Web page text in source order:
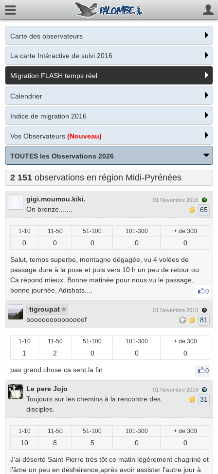
Carte des observateurs
La carte Intéractive de suivi 2016
Migration FLASH temps réel
Calendrier
Indice de migration 2016
Vos Observateurs (Nouveau)
TOUTES les Observations 2026
2 151 observations en région Midi-Pyrénées
gigi.moumou.kiki.
On bronze.......
01 Novembre 2016
65
1-10 11-50 51-100 101-300 + de 300
0 0 0 0 0
Salut, temps superbe, montagne dégagée, vu 4 volées de
passage dure à la pose et puis vers 10 h un peu de retour ou
Ca répond mieux. Bonne matinée pour nous vu le passage,
bonne journée, Adishats....
0
tigroupat
boooooooooooooof
01 Novembre 2016
81
1-10 11-50 51-100 101-300 + de 300
1 2 0 0 0
pas grand chose ca sent la fin 0
Le pere Jojo
Toujours sur les chemins à la rencontre des
disciples.
01 Novembre 2016
31
1-10 11-50 51-100 101-300 + de 300
10 8 5 0 0
J'ai déserté Saint Pierre très tôt ce matin légèrement chagriné et
l’âme un peu en déshérence,après avoir assister l'autre jour à